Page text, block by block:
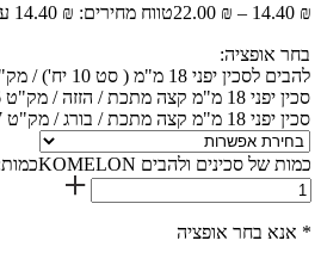
14.40 ₪
–
22.00 ₪ טווח מחירים: ⁦14.40 ₪⁩ עד ⁦22.00 ₪⁩
בחר אופציה:
להבים לסכין יפני 18 מ"מ ( סט 10 יח') / מק"ט 105115
סכין יפני 18 מ"מ קצה מתכת / הזזה / מק"ט 105116
סכין יפני 18 מ"מ קצה מתכת / בורג / מק"ט 105117
כמות של סכינים ולהבים KOMELON
* אנא בחר אופציה